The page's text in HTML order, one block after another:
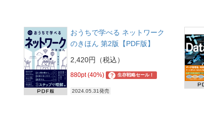
おうちで学べる ネットワーク
のきほん 第2版【PDF版】
2,420円（税込）
880pt (40%) ? 生存戦略セール！
2024.05.31発売